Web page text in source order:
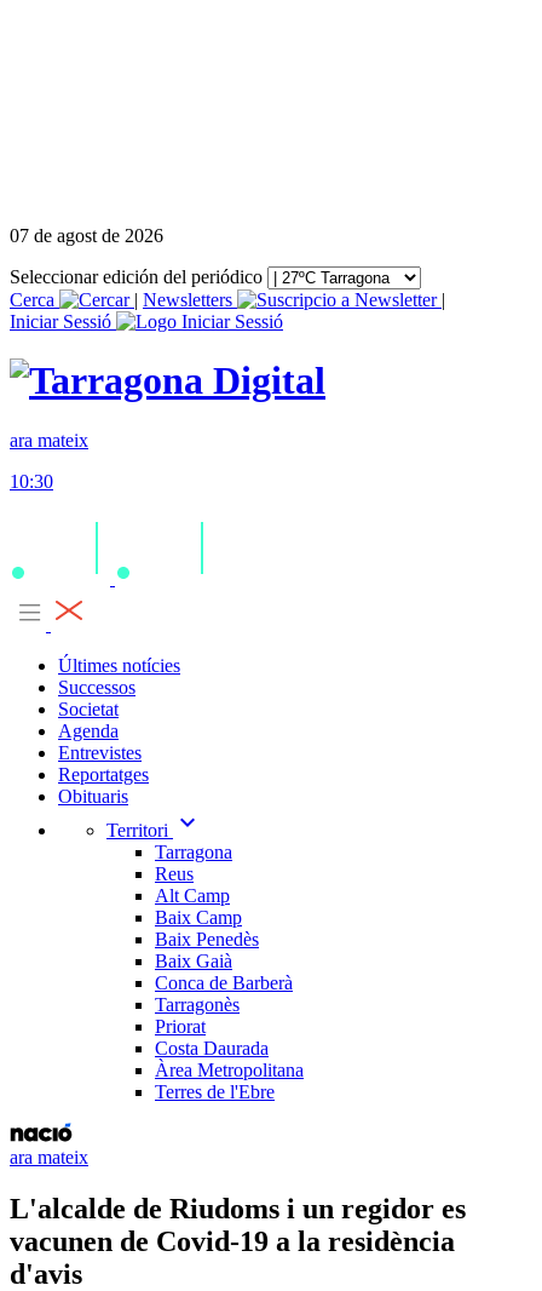
07 de agost de 2026
Seleccionar edición del periódico
Cerca
| Newsletters
|
Iniciar Sessió
ara mateix
10:30
Últimes notícies
Successos
Societat
Agenda
Entrevistes
Reportatges
Obituaris
Territori
expand_more
Tarragona
Reus
Alt Camp
Baix Camp
Baix Penedès
Baix Gaià
Conca de Barberà
Tarragonès
Priorat
Costa Daurada
Àrea Metropolitana
Terres de l'Ebre
ara mateix
L'alcalde de Riudoms i un regidor es
vacunen de Covid-19 a la residència
d'avis